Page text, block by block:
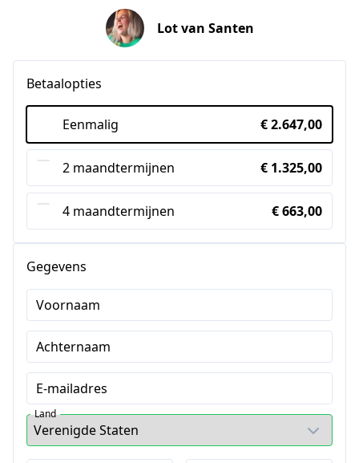
Lot van Santen
Betaalopties
Eenmalig € 2.647,00
2 maandtermijnen € 1.325,00
4 maandtermijnen € 663,00
Gegevens
Voornaam
Achternaam
E-mailadres
Land